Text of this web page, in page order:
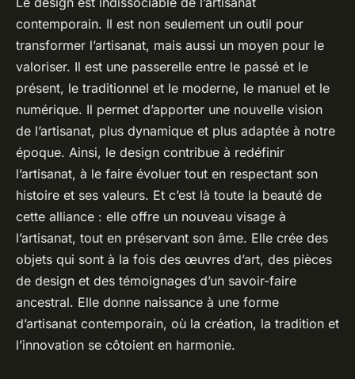
contemporain. Il est non seulement un outil pour
transformer l’artisanat, mais aussi un moyen pour le
valoriser. Il est une passerelle entre le passé et le
présent, le traditionnel et le moderne, le manuel et le
numérique. Il permet d’apporter une nouvelle vision
de l’artisanat, plus dynamique et plus adaptée à notre
époque. Ainsi, le design contribue à redéfinir
l’artisanat, à le faire évoluer tout en respectant son
histoire et ses valeurs. Et c’est là toute la beauté de
cette alliance : elle offre un nouveau visage à
l’artisanat, tout en préservant son âme. Elle crée des
objets qui sont à la fois des œuvres d’art, des pièces
de design et des témoignages d’un savoir-faire
ancestral. Elle donne naissance à une forme
d’artisanat contemporain, où la création, la tradition et
l’innovation se côtoient en harmonie.